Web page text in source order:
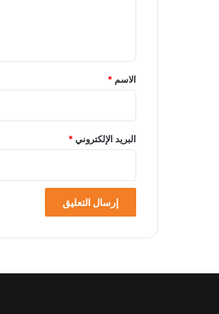
*
الاسم *
البريد الإلكتروني*